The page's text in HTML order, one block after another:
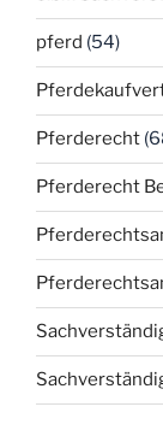
pferd (54)
Pferderecht
Pferderecht